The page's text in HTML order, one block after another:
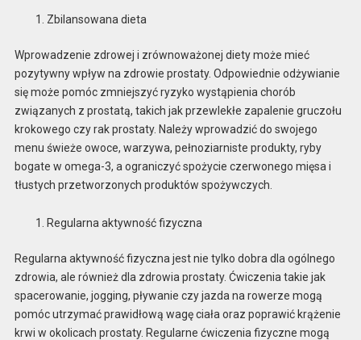
Zbilansowana dieta
Wprowadzenie zdrowej i zrównoważonej diety może mieć
pozytywny wpływ na zdrowie prostaty. Odpowiednie odżywianie
się może pomóc zmniejszyć ryzyko wystąpienia chorób
związanych z prostatą, takich jak przewlekłe zapalenie gruczołu
krokowego czy rak prostaty. Należy wprowadzić do swojego
menu świeże owoce, warzywa, pełnoziarniste produkty, ryby
bogate w omega-3, a ograniczyć spożycie czerwonego mięsa i
tłustych przetworzonych produktów spożywczych.
Regularna aktywność fizyczna
Regularna aktywność fizyczna jest nie tylko dobra dla ogólnego
zdrowia, ale również dla zdrowia prostaty. Ćwiczenia takie jak
spacerowanie, jogging, pływanie czy jazda na rowerze mogą
pomóc utrzymać prawidłową wagę ciała oraz poprawić krążenie
krwi w okolicach prostaty. Regularne ćwiczenia fizyczne mogą